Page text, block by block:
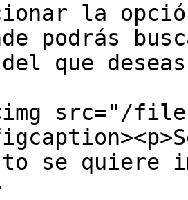
la
podrás
que
src="/files/
se quiere